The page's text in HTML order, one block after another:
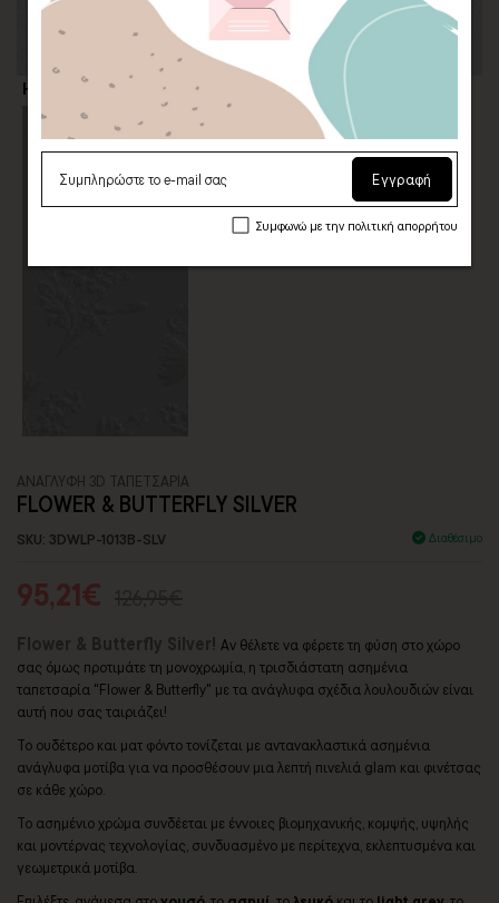
Η επιλογή σας
ΑΝΑΓΛΥΦΗ 3D ΤΑΠΕΤΣΑΡΙΑ
FLOWER & BUTTERFLY SILVER
SKU: 3DWLP-1013B-SLV Διαθέσιμο
95,21€
Flower & Butterfly Silver! Αν θέλετε να φέρετε τη φύση στο χώρο
σας όμως προτιμάτε τη μονοχρωμία, η τρισδιάστατη ασημένια
ταπετσαρία "Flower & Butterfly" με τα ανάγλυφα σχέδια λουλουδιών είναι
αυτή που σας ταιριάζει!
Το ουδέτερο και ματ φόντο τονίζεται με αντανακλαστικά ασημένια
ανάγλυφα μοτίβα για να προσθέσουν μια λεπτή πινελιά glam και φινέτσας
σε κάθε χώρο.
Το ασημένιο χρώμα συνδέεται με έννοιες βιομηχανικής, κομψής, υψηλής
και μοντέρνας τεχνολογίας, συνδυασμένο με περίτεχνα, εκλεπτυσμένα και
γεωμετρικά μοτίβα.
Εγγραφή
Συμφωνώ με την πολιτική απορρήτου